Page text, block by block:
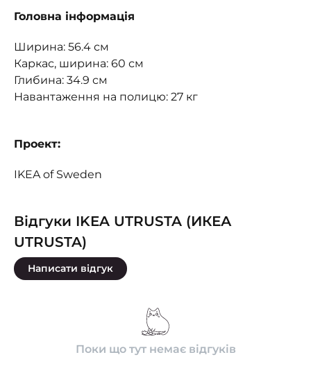
Головна інформація
Ширина: 56.4 см
Каркас, ширина: 60 см
Глибина: 34.9 см
Навантаження на полицю: 27 кг
Проект:
IKEA of Sweden
Відгуки IKEA UTRUSTA (ИКЕА
UTRUSTA)
Написати відгук
Поки що тут немає відгуків